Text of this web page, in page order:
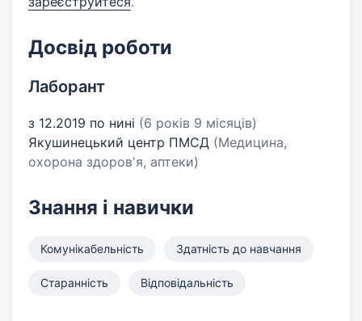
Досвід роботи
Лаборант
з 12.2019 по нині (6 років 9 місяців)
Якушинецький центр ПМСД (Медицина,
охорона здоров'я, аптеки)
Знання і навички
Комунікабельність Здатність до навчання
Старанність Відповідальність